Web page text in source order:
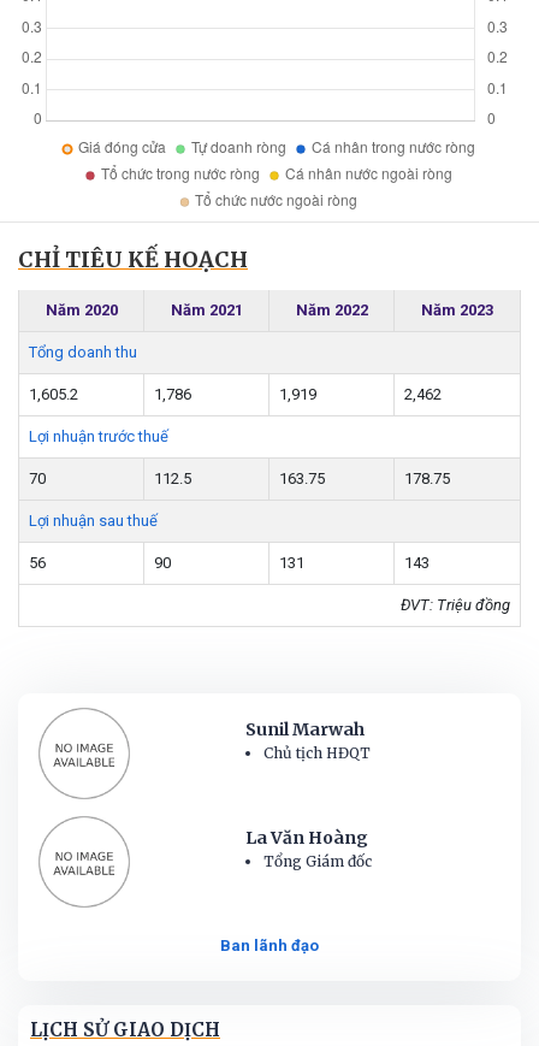
CHỈ TIÊU KẾ HOẠCH
Năm 2020 Năm 2021 Năm 2022 Năm 2023
Tổng doanh thu
1,605.2 1,786 1,919 2,462
Lợi nhuận trước thuế
70 112.5 163.75 178.75
Lợi nhuận sau thuế
56 90 131 143
ĐVT: Triệu đồng
Sunil Marwah
Chủ tịch HĐQT
La Văn Hoàng
Tổng Giám đốc
Ban lãnh đạo
LỊCH SỬ GIAO DỊCH